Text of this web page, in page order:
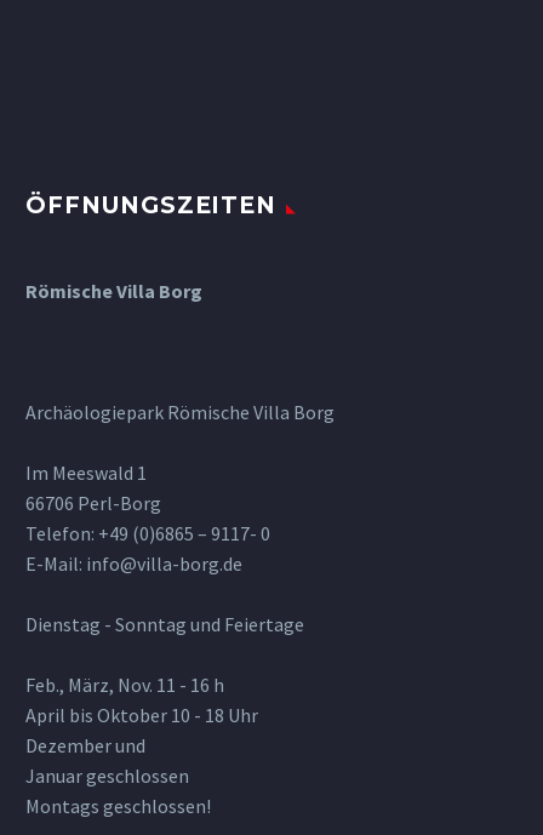
ÖFFNUNGSZEITEN
Römische Villa Borg
Archäologiepark Römische Villa Borg
Im Meeswald 1
66706 Perl-Borg
Telefon: +49 (0)6865 – 9117- 0
E-Mail: info@villa-borg.de
Dienstag - Sonntag und Feiertage
Feb., März, Nov. 11 - 16 h
April bis Oktober 10 - 18 Uhr
Dezember und
Januar geschlossen
Montags geschlossen!